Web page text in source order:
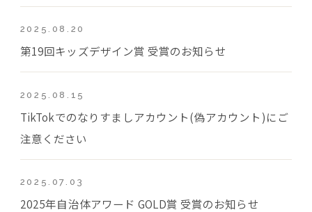
2025.08.20
第19回キッズデザイン賞 受賞のお知らせ
2025.08.15
TikTokでのなりすましアカウント(偽アカウント)にご
注意ください
2025.07.03
2025年自治体アワード GOLD賞 受賞のお知らせ